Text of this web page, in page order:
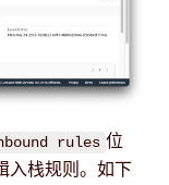
rules 位
入栈规则。如下